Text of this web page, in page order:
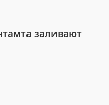
заливают